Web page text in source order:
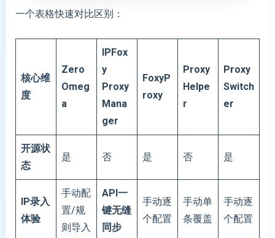
一个表格快速对比区别：
核心维
度
Zero
Omeg
a
IPFox
y
Proxy
Mana
ger
FoxyP
roxy
Proxy
Helpe
r
Proxy
Switch
er
开源状
态
是 否 是 否 是
IP录入
体验
手动配
置/规
则导入
API一
键无缝
同步
手动逐
个配置
手动单
条覆盖
手动逐
个配置